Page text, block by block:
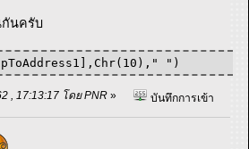
กันครับ
")
, 17:13:17 โดย PNR » บันทึกการเข้า